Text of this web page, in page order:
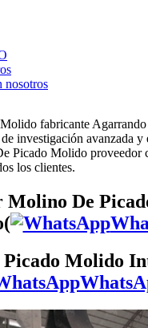
nosotros
fabricante Agarrando
investigación avanzada y
Picado Molido proveedor
los clientes.
Molino De
Molido